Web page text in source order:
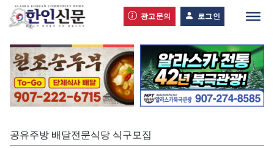
광고문의 로그인
공유주방 배달전문식당 식구모집